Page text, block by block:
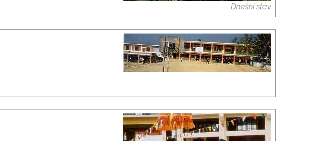
Dnešní stav